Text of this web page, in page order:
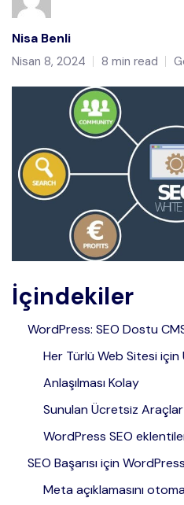
Nisa Benli
Nisan 8, 2024 8 min read
İçindekiler
WordPress: SEO Dostu
Her Türlü Web Sitesi için
Anlaşılması Kolay
Sunulan Ücretsiz Araçlar
WordPress SEO
SEO Başarısı için
Meta açıklamasını